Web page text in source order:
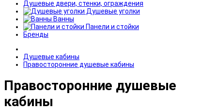
Душевые двери, стенки, ограждения
Душевые уголки
Ванны
Панели и стойки
Бренды
Душевые кабины
Правосторонние душевые кабины
Правосторонние душевые
кабины